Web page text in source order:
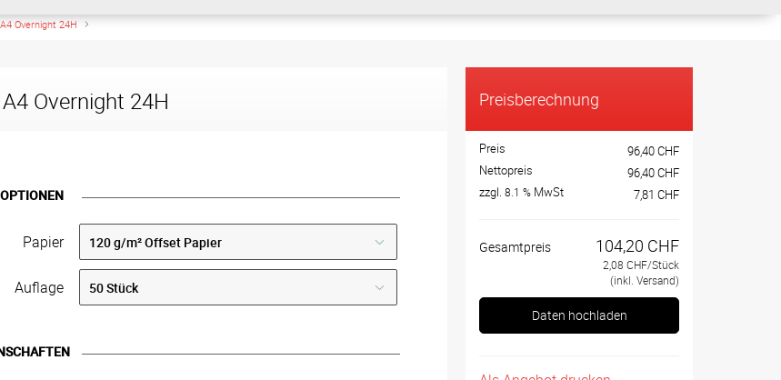
Overnight 24H
Overnight 24H
OPTIONEN
Papier
Auflage
Preisberechnung
Preis
96,40 CHF
Nettopreis
96,40 CHF
zzgl. 8.1 % MwSt 7,81 CHF
Gesamtpreis 104,20 CHF
2,08 CHF/Stück
(inkl. Versand)
Daten hochladen